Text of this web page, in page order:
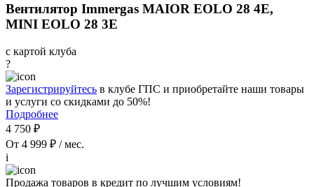
Вентилятор Immergas MAIOR EOLO 28 4E,
MINI EOLO 28 3E
с картой клуба
?
Зарегистрируйтесь в клубе ГПС и приобретайте наши товары
и услуги со скидками до 50%!
Подробнее
4 750 ₽
От 4 999 ₽ / мес.
i
Продажа товаров в кредит по лучшим условиям!